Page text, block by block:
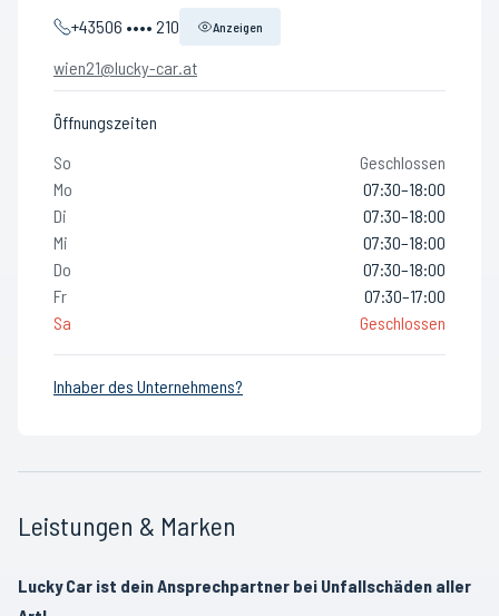
+43506 •••• 210 Anzeigen
wien21@lucky-car.at
Öffnungszeiten
So
Geschlossen
Mo
07:30–18:00
Di
07:30–18:00
Mi
07:30–18:00
Do
07:30–18:00
Fr
07:30–17:00
Sa
Geschlossen
Inhaber des Unternehmens?
Leistungen & Marken
Lucky Car ist dein Ansprechpartner bei Unfallschäden aller